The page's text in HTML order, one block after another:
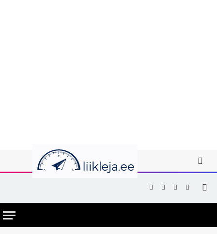
Facebook
X
(Twitter)
Instagram
YouTube